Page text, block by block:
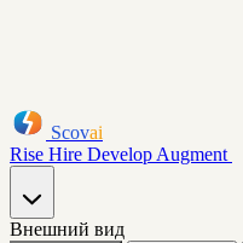
Scovai
Rise Hire Develop Augment
Внешний вид